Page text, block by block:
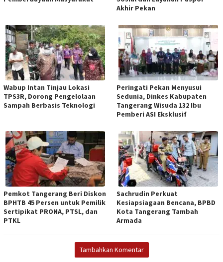
Akhir Pekan
Wabup Intan Tinjau Lokasi
TPS3R, Dorong Pengelolaan
Sampah Berbasis Teknologi
Peringati Pekan Menyusui
Sedunia, Dinkes Kabupaten
Tangerang Wisuda 132 Ibu
Pemberi ASI Eksklusif
Pemkot Tangerang Beri Diskon
BPHTB 45 Persen untuk Pemilik
Sertipikat PRONA, PTSL, dan
PTKL
Sachrudin Perkuat
Kesiapsiagaan Bencana, BPBD
Kota Tangerang Tambah
Armada
Tambahkan Komentar